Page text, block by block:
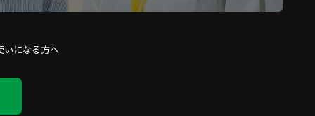
いになる方へ